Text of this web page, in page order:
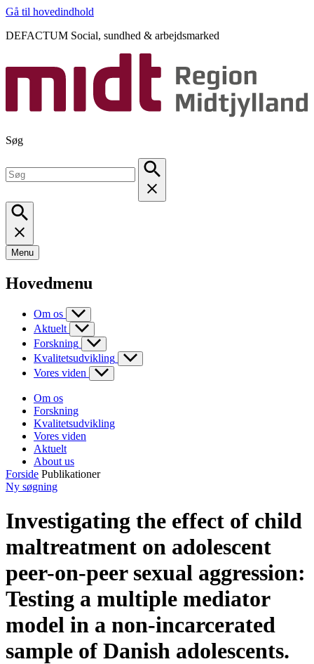
Gå til hovedindhold
DEFACTUM Social, sundhed & arbejdsmarked
Søg
Menu
Hovedmenu
Om os
Aktuelt
Forskning
Kvalitetsudvikling
Vores viden
Om os
Forskning
Kvalitetsudvikling
Vores viden
Aktuelt
About us
Forside Publikationer
Ny søgning
Investigating the effect of child
maltreatment on adolescent
peer-on-peer sexual aggression:
Testing a multiple mediator
model in a non-incarcerated
sample of Danish adolescents.